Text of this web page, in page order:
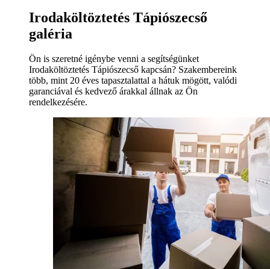
Irodaköltöztetés Tápiószecső
galéria
Ön is szeretné igénybe venni a segítségünket
Irodaköltöztetés Tápiószecső kapcsán? Szakembereink
több, mint 20 éves tapasztalattal a hátuk mögött, valódi
garanciával és kedvező árakkal állnak az Ön
rendelkezésére.